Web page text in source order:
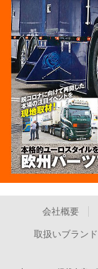
会社概要
取扱いブランド